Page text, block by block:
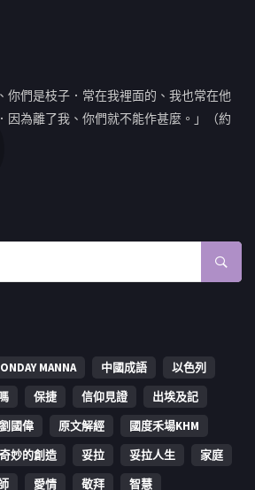
你們是枝子．常在我裡面的、我也常在他
因為離了我、你們就不能作甚麼。」（約
MANNA 中國成語
以色列
保捷 信仰見證
出埃及記
劉國偉 原文解經
國度禾場KHM
奇妙的創造 妥拉 妥拉人生
家庭
愛情 敬拜 智慧